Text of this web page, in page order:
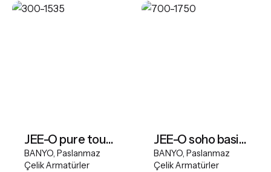
JEE-O pure touchless wall basin tap - Gold Matt
BANYO Paslanmaz
Çelik Armatürler
JEE-O soho basin mixer - RAW
BANYO Paslanmaz
Çelik Armatürler